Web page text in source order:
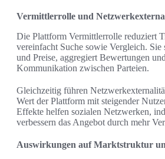
Vermittlerrolle und
Die Plattform Vermittlerrolle reduziert
vereinfacht Suche sowie Vergleich. Sie
und Preise, aggregiert Bewertungen
Kommunikation zwischen Parteien.
Gleichzeitig führen
Wert der Plattform mit steigender
Effekte helfen sozialen Netzwerken,
verbessern das Angebot durch mehr
Auswirkungen auf Marktstruktur